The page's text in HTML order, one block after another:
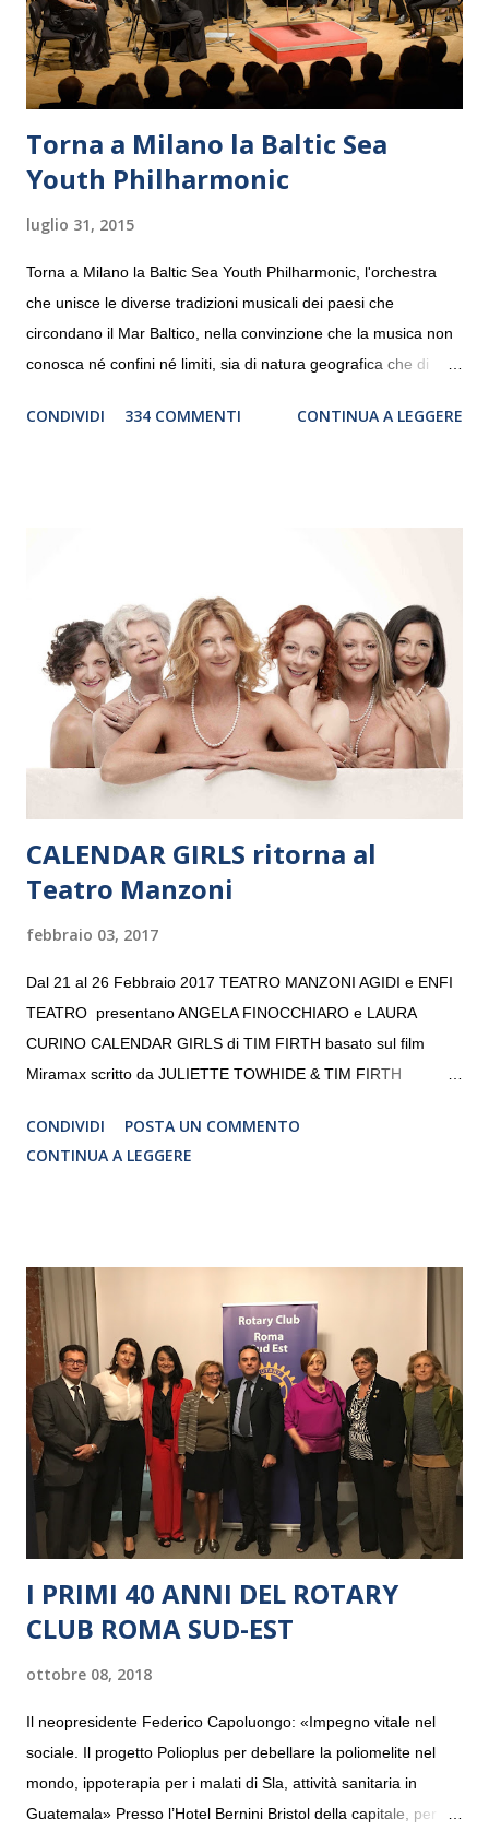
Torna a Milano la Baltic Sea
Youth Philharmonic
luglio 31, 2015
Torna a Milano la Baltic Sea Youth Philharmonic, l'orchestra
che unisce le diverse tradizioni musicali dei paesi che
circondano il Mar Baltico, nella convinzione che la musica non
conosca né confini né limiti, sia di natura geografica che di
debutterà il 10 settembre a Heiden, in Germania, e toccherà, in
“Settembre dell’Accademia” dove si esibirà per il secondo anno
consecutivo. Il pubblico milanese avrà il piacere di applaudire i
giovani artisti della Baltic Sea Youth Philharmonic per la quarta
volta. L’orchestra, fondata nel 2008 da Kristjan Järvi (affiancato
da un prestigioso consiglio di consulent...
CONDIVIDI 334 COMMENTI CONTINUA A LEGGERE
CALENDAR GIRLS ritorna al
Teatro Manzoni
febbraio 03, 2017
Dal 21 al 26 Febbraio 2017 TEATRO MANZONI AGIDI e ENFI
TEATRO presentano ANGELA FINOCCHIARO e LAURA
CURINO CALENDAR GIRLS di TIM FIRTH basato sul film
Miramax scritto da JULIETTE TOWHIDE & TIM FIRTH
CRISTINA PEZZOLI
CONDIVIDI
POSTA UN COMMENTO
CONTINUA A LEGGERE
I PRIMI 40 ANNI DEL ROTARY
CLUB ROMA SUD-EST
ottobre 08, 2018
Il neopresidente Federico Capoluongo: «Impegno vitale nel
sociale. Il progetto Polioplus per debellare la poliomelite nel
mondo, ippoterapia per i malati di Sla, attività sanitaria in
Guatemala» Presso l’Hotel Bernini Bristol della capitale, per la